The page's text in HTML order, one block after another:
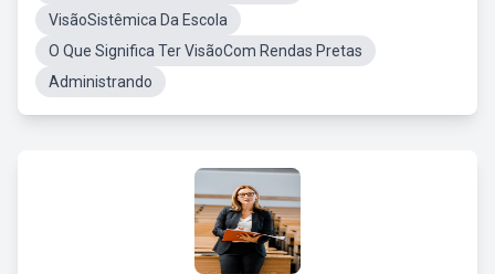
VisãoSistêmica Da Escola
O Que Significa Ter VisãoCom Rendas Pretas
Administrando